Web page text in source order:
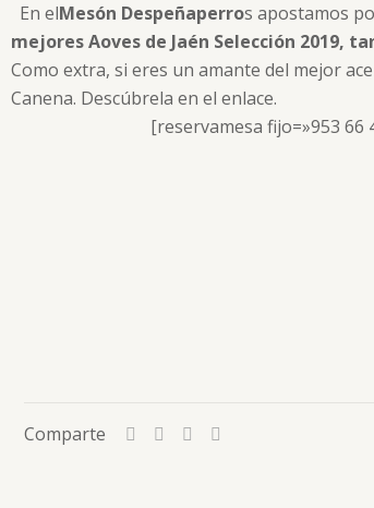
En elMesón Despeñaperros apostamos
mejores Aoves de Jaén Selección 2019,
Como extra, si eres un amante del mejor
Canena. Descúbrela en el enlace.
[reservamesa fijo=»953 66
Comparte